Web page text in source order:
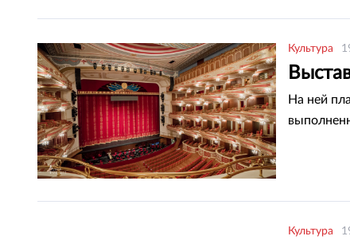
Культура
На ней
Культура